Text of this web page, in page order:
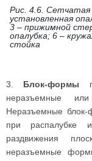
Рис. 4.6. Сетчатая
установленная
3 – прижимной
опалубка; 6 –
стойка
3. Блок-формы
неразъемные
Неразъемные блок-
при распалубке
раздвижения
неразъемные